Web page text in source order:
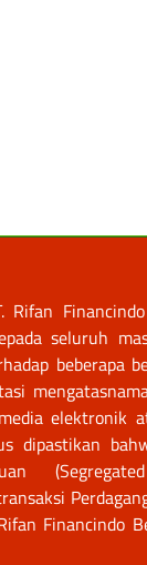
Rifan
seluruh
beberapa
elektronik
dipastikan
Financindo